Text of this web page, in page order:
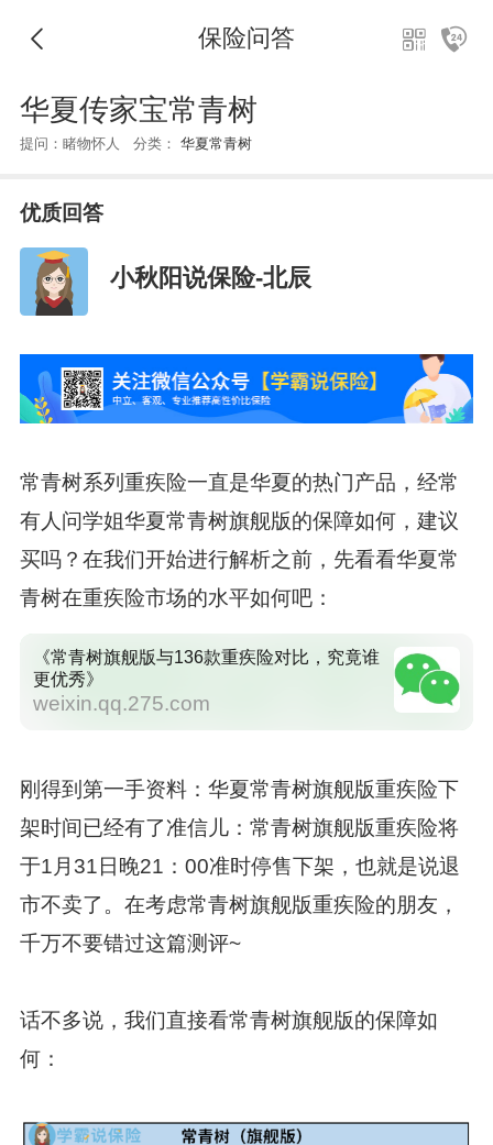
保险问答
华夏传家宝常青树
提问：睹物怀人 分类： 华夏常青树
优质回答
小秋阳说保险-北辰
常青树系列重疾险一直是华夏的热门产品，经常
有人问学姐华夏常青树旗舰版的保障如何，建议
买吗？在我们开始进行解析之前，先看看华夏常
青树在重疾险市场的水平如何吧：
《常青树旗舰版与136款重疾险对比，究竟谁
更优秀》
weixin.qq.275.com
刚得到第一手资料：华夏常青树旗舰版重疾险下
架时间已经有了准信儿：常青树旗舰版重疾险将
于1月31日晚21：00准时停售下架，也就是说退
市不卖了。在考虑常青树旗舰版重疾险的朋友，
千万不要错过这篇测评~
话不多说，我们直接看常青树旗舰版的保障如
何：